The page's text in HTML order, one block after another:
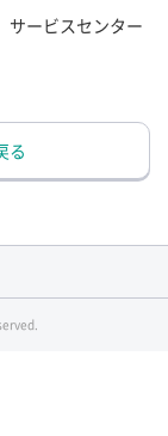
サービスセンター
る